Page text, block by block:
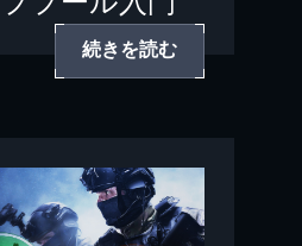
続きを読む